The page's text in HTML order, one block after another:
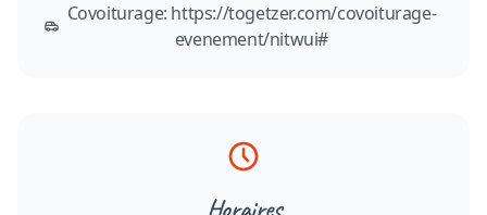
Covoiturage: https://togetzer.com/covoiturage-
evenement/nitwui#